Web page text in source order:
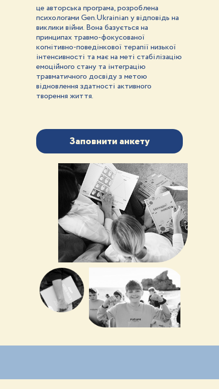
це авторська програма, розроблена
психологами Gen.Ukrainian у відповідь на
виклики війни. Вона базується на
принципах травмо-фокусованої
когнітивно-поведінкової терапії низької
інтенсивності та має на меті стабілізацію
емоційного стану та інтеграцію
травматичного досвіду з метою
відновлення здатності активного
творення життя.
Заповнити анкету